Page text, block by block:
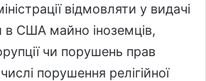
відмовляти у видачі
в США майно іноземців,
чи порушень прав
порушення релігійної